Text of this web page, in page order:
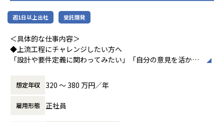
▼インフラ系
・アプリ向けサーバ設計構築（Docker／Azure）
・大手クライアント向け仮想環境移行・導入（Windows／A
ctive Directory）
＜安心のサポート体制＞
・教育担当が1on1でフォロー
└配属先はチーム＋教育係体制で、すぐ相談できる環境を整
週1日以上出社 受託開発
＜具体的な仕事内容＞
◆上流工程にチャレンジしたい方へ
「設計や要件定義に関わってみたい」「自分の意見を活かせ
そんな方には700社以上の中からスキルや希望に合う案件を
ご紹介しています。
たとえば、ヨガ配信アプリやECサイトの新規開発、クラウド
設計など、上流フェーズから関われる案件も豊富です。ま
想定年収 320 〜 380 万円／年
雇用形態 正社員